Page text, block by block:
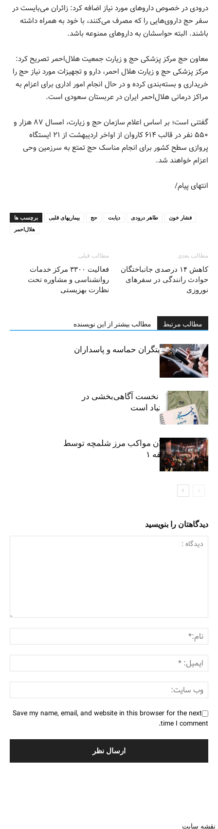
درودی در خصوص داروهای مورد نیاز اضافه کرد: زائران می‌بایست در
سفر حج داروی‌هایی را که مصرف می‌کنند، با خود به همراه داشته
باشند. البته حواسشان به داروهای ممنوعه باشد.
معاون حج مرکز پزشکی حج و زیارت جمعیت هلال‌احمر تصریح کرد:
مرکز پزشکی حج و زیارت هلال احمر، دارو و تجهیزات مورد نیاز حج را
خریداری و بسته‌بندی کرده و در حال انجام امور اداری برای اعزام به
مراکز درمانی هلال‌احمر ایران در عربستان سعودی است.
گفتنی است؛ بر اساس اعلام سازمان حج و زیارت، امسال ۸۷ هزار و
۵۵۰ نفر در قالب ۶۱۴ کاروان از اواخر اردیبهشت از ۲۱ ایستگاه
پروازی سطح کشور برای انجام مناسک حج تمتع به سرزمین وحی
اعزام خواهند شد.
انتهای پیام/
برچسب ها بیماریهای قلبی حج دیابت طاهر درودی
فشار خون
هلال‌احمر
مطالب قبلی
فعالیت ۳۳۰۰ مرکز خدمات
روانشناسی و مشاوره تحت
نظارت بهزیستی
مطالب بعدی
کاهش ۱۴ درصدی جانباختگان
حوادث رانندگی در سفرهای
نوروزی
مطالب مرتبط مطالب بیشتر از این نویسنده
خبرنگاران، روایتگران حماسه و پاسداران
حقیقت
«رسانه» سنگر نخست آگاهی‌بخشی در
پیشگیری از اعتیاد است
نکوداشت فعالان مواکب مرز شلمچه توسط
شهرداری منطقه ۱
دیدگاهتان را بنویسید
Save my name, email, and website in this browser for the next
time I comment.
نقشه سایت